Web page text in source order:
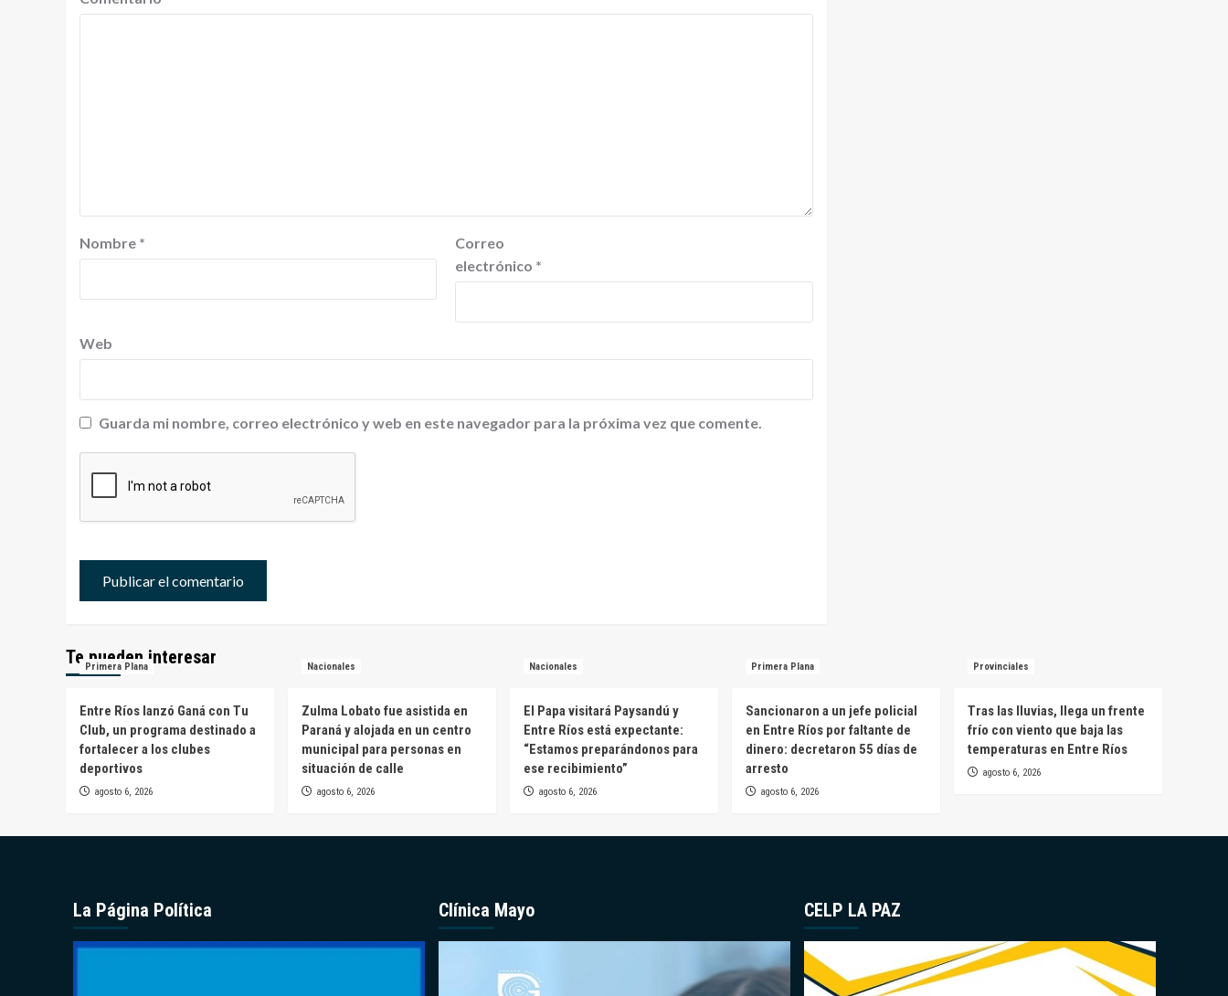
Nombre *
Correo
electrónico *
Web
Guarda mi nombre, correo electrónico y web en este navegador para la próxima vez que comente.
Te pueden interesar
Primera Plana
Entre Ríos lanzó Ganá con Tu
Club, un programa destinado a
fortalecer a los clubes
deportivos
agosto 6, 2026
Nacionales
Zulma Lobato fue asistida en
Paraná y alojada en un centro
municipal para personas en
situación de calle
agosto 6, 2026
Nacionales
El Papa visitará Paysandú y
Entre Ríos está expectante:
“Estamos preparándonos para
ese recibimiento”
agosto 6, 2026
Primera Plana
Sancionaron a un jefe policial
en Entre Ríos por faltante de
dinero: decretaron 55 días de
arresto
agosto 6, 2026
Provinciales
Tras las lluvias, llega un frente
frío con viento que baja las
temperaturas en Entre Ríos
agosto 6, 2026
La Página Política Clínica Mayo CELP LA PAZ